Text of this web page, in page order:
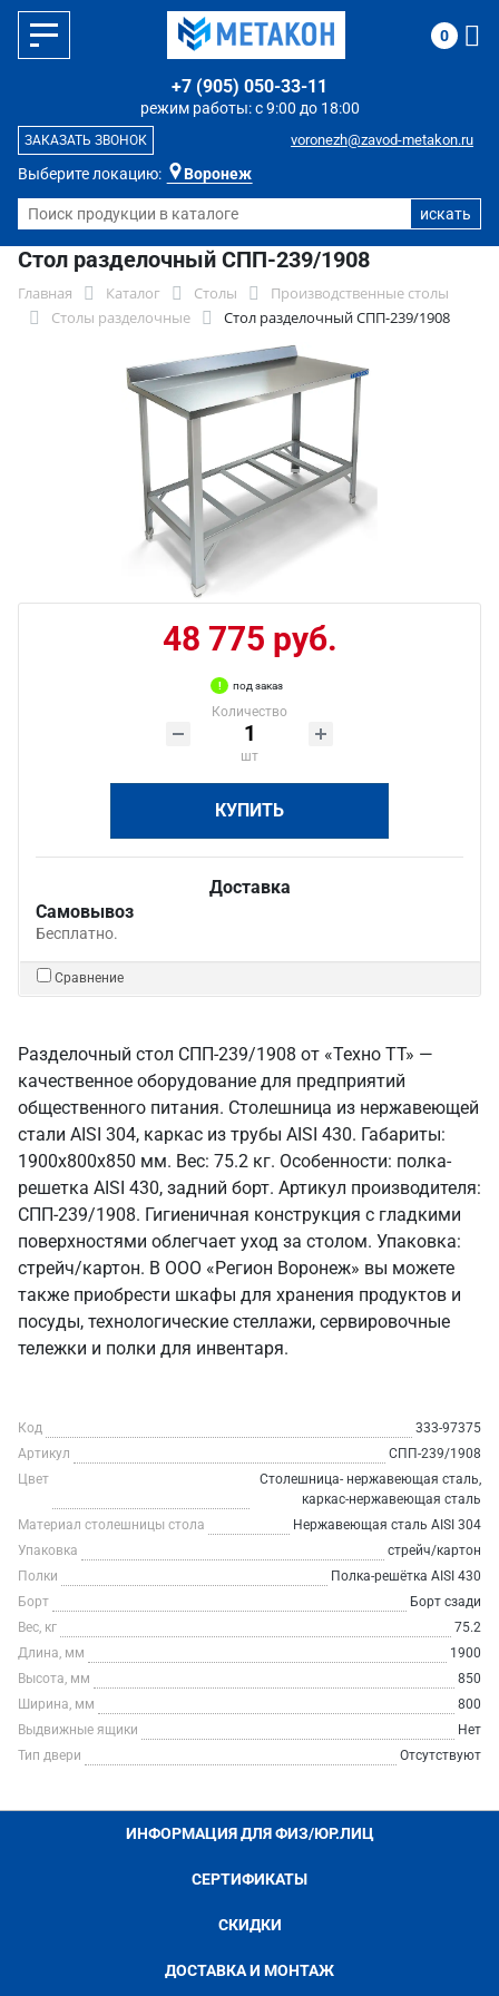
Выберите локацию: Воронеж
режим работы: с 9:00 до 18:00
+7 (905) 050-33-11
voronezh@zavod-metakon.ru
ЗАКАЗАТЬ ЗВОНОК
0
Стол разделочный СПП-239/1908
Главная Каталог Столы
Производственные столы
Столы разделочные
Стол разделочный СПП-239/1908
48 775 руб.
под заказ
Количество
шт
КУПИТЬ
Доставка
Самовывоз
Бесплатно.
Сравнение
Разделочный стол СПП-239/1908 от «Техно ТТ» —
качественное оборудование для предприятий
общественного питания. Столешница из нержавеющей
стали AISI 304, каркас из трубы AISI 430. Габариты:
1900x800x850 мм. Вес: 75.2 кг. Особенности: полка-
решетка AISI 430, задний борт. Артикул производителя:
СПП-239/1908. Гигиеничная конструкция с гладкими
поверхностями облегчает уход за столом. Упаковка:
стрейч/картон. В ООО «Регион Воронеж» вы можете
также приобрести шкафы для хранения продуктов и
посуды, технологические стеллажи, сервировочные
тележки и полки для инвентаря.
Код
333-97375
Артикул
СПП-239/1908
Цвет
Столешница- нержавеющая сталь,
каркас-нержавеющая сталь
Материал столешницы стола
Нержавеющая сталь AISI 304
Упаковка
стрейч/картон
Полки
Полка-решётка AISI 430
Борт
Борт сзади
Вес, кг
75.2
Длина, мм
1900
Высота, мм
850
Ширина, мм
800
Выдвижные ящики
Нет
Тип двери
Отсутствуют
ИНФОРМАЦИЯ ДЛЯ ФИЗ/ЮР.ЛИЦ
СЕРТИФИКАТЫ
СКИДКИ
ДОСТАВКА И МОНТАЖ